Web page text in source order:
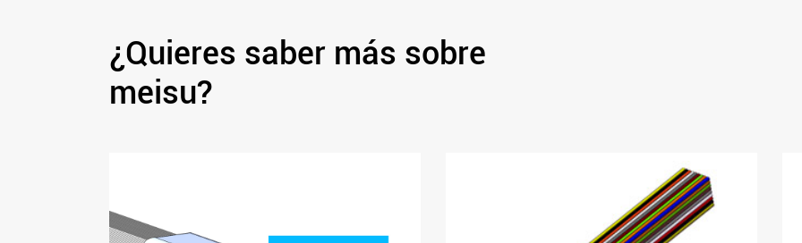
¿Quieres saber más sobre
meisu?